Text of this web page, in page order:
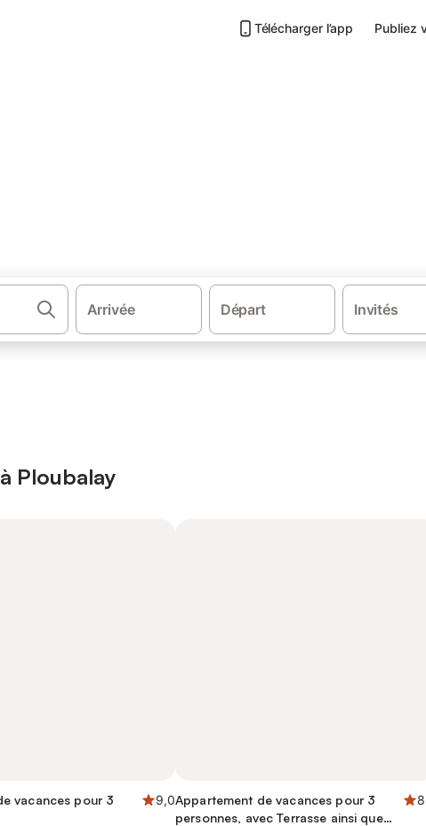
Télécharger l’app Publiez
Arrivée Départ Invités
Ploubalay
vacances pour 3
9,0Appartement de vacances pour 3
personnes, avec Terrasse ainsi que